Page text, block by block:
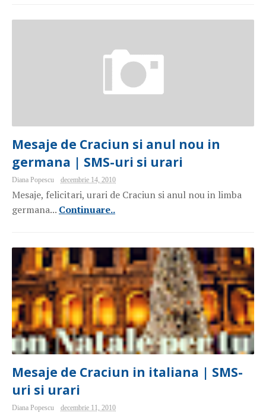
Mesaje de Craciun si anul nou in
germana | SMS-uri si urari
Diana Popescu decembrie 14, 2010
Mesaje, felicitari, urari de Craciun si anul nou in limba
germana... Continuare..
Mesaje de Craciun in italiana | SMS-
uri si urari
Diana Popescu decembrie 11, 2010